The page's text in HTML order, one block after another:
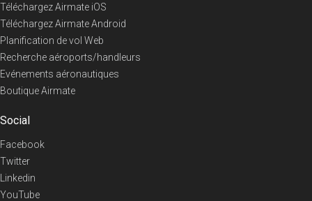
Téléchargez Airmate iOS
Téléchargez Airmate Android
Planification de vol Web
Recherche aéroports/handleurs
Evénements aéronautiques
Boutique Airmate
Social
Facebook
Twitter
Linkedin
YouTube